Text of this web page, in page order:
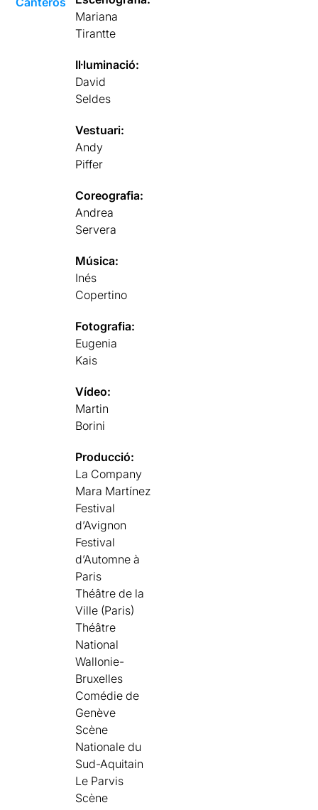
Mariana
Tirantte
Il·luminació:
David
Seldes
Vestuari:
Andy
Piffer
Coreografia:
Andrea
Servera
Música:
Inés
Copertino
Fotografia:
Eugenia
Kais
Vídeo:
Martin
Borini
Producció:
La Company
Mara Martínez
Festival
d’Avignon
Festival
d’Automne à
Paris
Théâtre de la
Ville (Paris)
Théâtre
National
Wallonie-
Bruxelles
Comédie de
Genève
Scène
Nationale du
Sud-Aquitain
Le Parvis
Scène